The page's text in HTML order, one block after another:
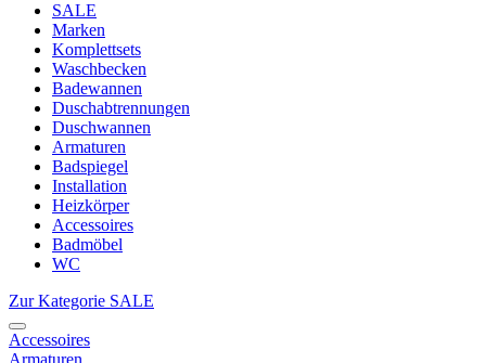
SALE
Marken
Komplettsets
Waschbecken
Badewannen
Duschabtrennungen
Duschwannen
Armaturen
Badspiegel
Installation
Heizkörper
Accessoires
Badmöbel
WC
Zur Kategorie SALE
Accessoires
Armaturen